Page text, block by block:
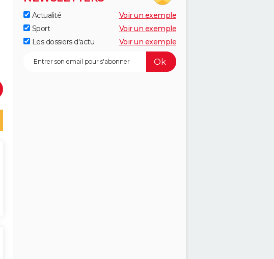
Actualité
Voir un exemple
Sport
Voir un exemple
Les dossiers d'actu
Voir un exemple